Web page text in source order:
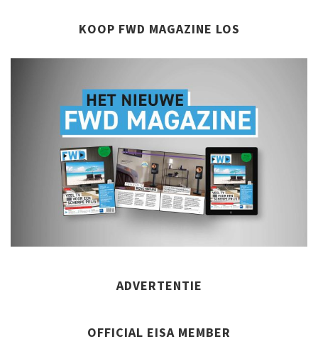
KOOP FWD MAGAZINE LOS
ADVERTENTIE
OFFICIAL EISA MEMBER